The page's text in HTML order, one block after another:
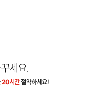
세요.
20시간절약하세요!